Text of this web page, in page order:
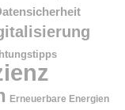
Erneuerbare Energien